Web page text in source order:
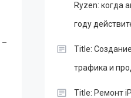
Ryzen: когда
году
Title:
трафика и
Title: Ремонт